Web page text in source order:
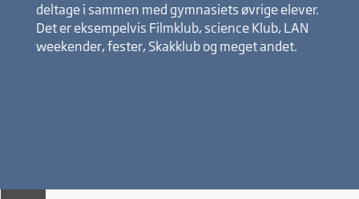
deltage i sammen med gymnasiets øvrige elever.
Det er eksempelvis Filmklub, science Klub, LAN
weekender, fester, Skakklub og meget andet.